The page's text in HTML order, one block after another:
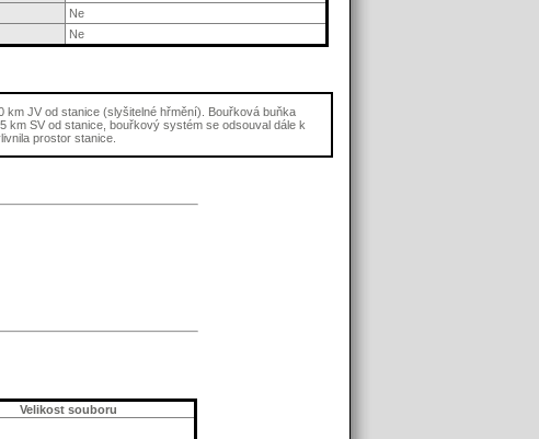
Ne
Ne
JV od stanice (slyšitelné hřmění). Bouřková buňka
SV od stanice, bouřkový systém se odsouval dále k
prostor stanice.
Velikost souboru